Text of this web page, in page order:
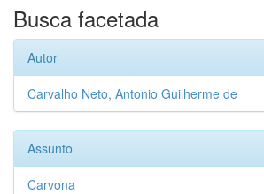
Busca facetada
Autor
Carvalho Neto, Antonio Guilherme de
Assunto
Carvona